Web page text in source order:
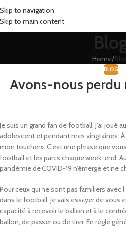
Skip to navigation
Skip to main content
Home/
BLOG
Avons-nous perdu
Je suis un grand fan de football. J’ai joué
adolescent et pendant mes vingtaines.
mon toucher». C’est une phrase que
football et les parcs chaque week-end.
pandémie de COVID-19 n’émerge et ne
Pour ceux qui ne sont pas familiers avec
dans le football, je vais essayer de vous
capacité à recevoir le ballon et à le
ballon, de passer ou de tirer. En règle